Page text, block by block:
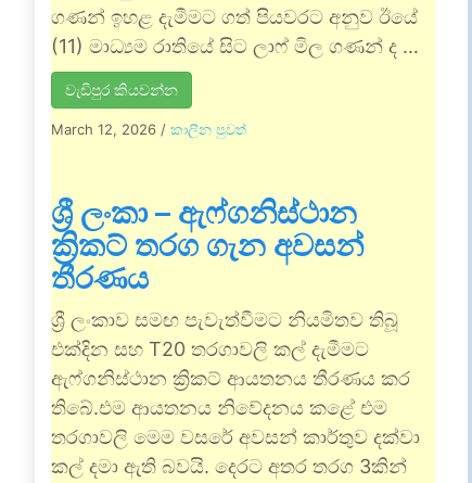
ගණන් ඉහළ දැමීමට ගත් පියවරට අනුව ඊයේ
(11) මාධ්‍යම රාතියේ සිට ලාෆ් මිල ගණන් ද …
වැඩිපුර කියවන්න
March 12, 2026 / කාලීන පුවත්
ශ්‍රී ලංකා – ඇෆ්ගනිස්ථාන
ක්‍රිකට් තරග ගැන අවසන්
තීරණය
ශ්‍රී ලංකාව සමඟ පැවැත්වීමට නියමිතව තිබූ
එක්දින සහ T20 තරගාවලි කල් දැමීමට
ඇෆ්ගනිස්ථාන ක්‍රිකට් ආයතනය තීරණය කර
තිබේ.එම ආයතනය නිවේදනය කළේ එම
තරගාවලි මෙම වසරේ අවසන් කාර්තුව දක්වා
කල් දමා ඇති බවයි. දෙරට අතර තරග 3කින්